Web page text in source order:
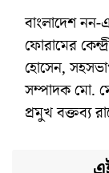
বাংলাদেশ নন-
ফোরামের
হোসেন,
সম্পাদক মো.
প্রমুখ বক্তব্য